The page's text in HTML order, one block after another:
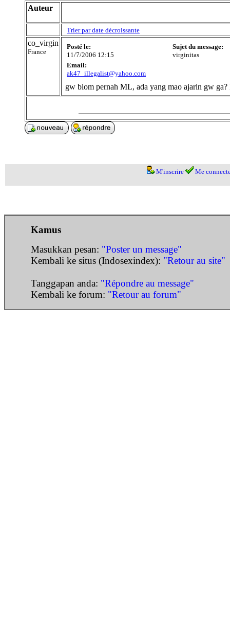
Auteur
Trier par date décroissante
co_virgin
France
Posté le:
11/7/2006 12:15
Sujet du message:
virginitas
Email:
ak47_illegalist@yahoo.com
gw blom pernah ML, ada yang mao ajarin gw ga?
M'inscrire Me
Kamus
Masukkan pesan: "Poster un message"
Kembali ke situs (Indosexindex): "Retour au site"
Tanggapan anda: "Répondre au message"
Kembali ke forum: "Retour au forum"